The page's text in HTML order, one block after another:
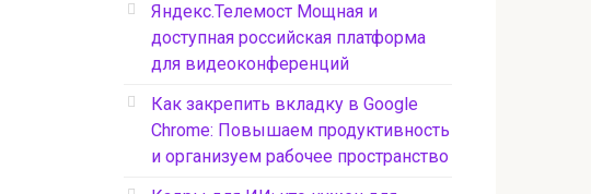
Яндекс.Телемост Мощная и
доступная российская платформа
для видеоконференций
Как закрепить вкладку в Google
Chrome: Повышаем продуктивность
и организуем рабочее пространство